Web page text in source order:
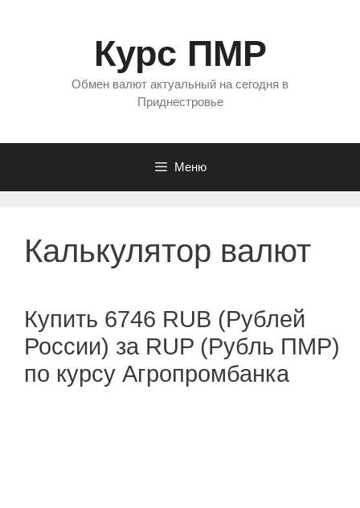
Курс ПМР
Обмен валют актуальный на сегодня в
Приднестровье
Меню
Калькулятор валют
Купить 6746 RUB (Рублей
России) за RUP (Рубль ПМР)
по курсу Агропромбанка